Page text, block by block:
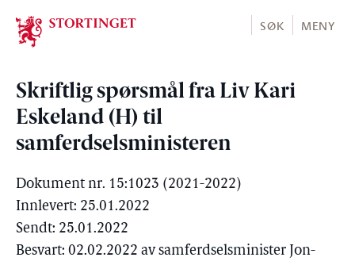
Stortinget.no
SØK MENY
Skriftlig spørsmål fra Liv Kari
Eskeland (H) til
samferdselsministeren
Dokument nr. 15:1023 (2021-2022)
Innlevert: 25.01.2022
Sendt: 25.01.2022
Besvart: 02.02.2022 av samferdselsminister Jon-